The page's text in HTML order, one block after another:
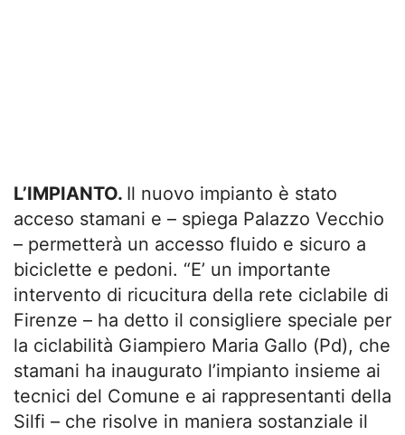
L’IMPIANTO. Il nuovo impianto è stato
acceso stamani e – spiega Palazzo Vecchio
– permetterà un accesso fluido e sicuro a
biciclette e pedoni. “E’ un importante
intervento di ricucitura della rete ciclabile di
Firenze – ha detto il consigliere speciale per
la ciclabilità Giampiero Maria Gallo (Pd), che
stamani ha inaugurato l’impianto insieme ai
tecnici del Comune e ai rappresentanti della
Silfi – che risolve in maniera sostanziale il